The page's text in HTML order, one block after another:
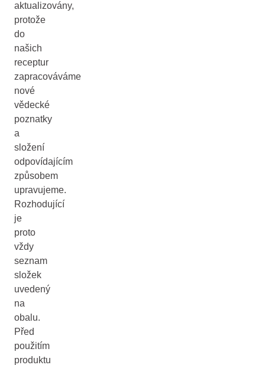
aktualizovány,
protože
do
našich
receptur
zapracováváme
nové
vědecké
poznatky
a
složení
odpovídajícím
způsobem
upravujeme.
Rozhodující
je
proto
vždy
seznam
složek
uvedený
na
obalu.
Před
použitím
produktu